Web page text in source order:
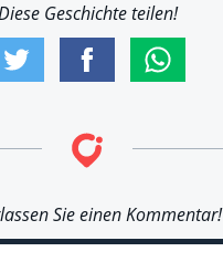
Geschichte teilen!
Sie einen Kommentar!